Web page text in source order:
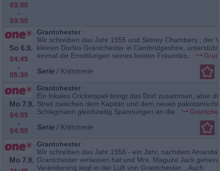
03:00
-
03:50
So 6.9.
04:45
-
05:30
Grantchester
Wir schreiben das Jahr 1955 und Sidney Chambers , der
kleinen Dorfes Grantchester in Cambridgeshire,
einmal die Ermittlungen seines besten Freundes,...
Serie / Krimiserie
Mo 7.9.
04:05
-
04:50
Grantchester
Ein lokales Cricketspiel bringt das Dorf zusammen, aber
Streit zwischen dem Kapitän und dem neuen
Schlagmann gleichzeitig Spannungen an die...
Serie / Krimiserie
Mo 7.9.
Grantchester
Wir schreiben das Jahr 1956 - ein Jahr, nachdem Amanda
Grantchester verlassen hat und Mrs. Maguire Jack
Veränderung liegt in der Luft von Grantchester... Auch